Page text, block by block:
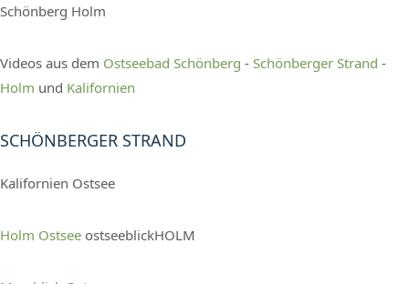
Schönberg Holm
Videos aus dem Ostseebad Schönberg - Schönberger Strand -
Holm und Kalifornien
SCHÖNBERGER STRAND
Kalifornien Ostsee
Holm Ostsee ostseeblickHOLM